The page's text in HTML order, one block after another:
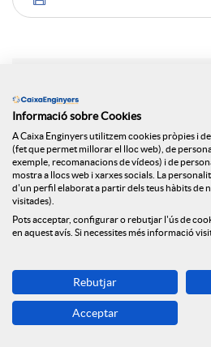
C
m
p
a
r
t
Notícies
El Grup Caixa Enginyers
cooperatiu, sent la
servei a Espanya i amb
tercer any consecutiu
NEWS & YOU num.6
l'economia social amb la
Clade
NEWS & YOU num.5
Informació sobre Cookies
A Caixa Enginyers utilitzem cookies pròpies i
(fet que permet millorar el lloc web), de
exemple, recomanacions de vídeos) i de
mostra a llocs web i xarxes socials. La
d'un perfil elaborat a partir dels teus hàbits de
visitades).
Pots acceptar, configurar o rebutjar l'ús de
en aquest avís. Si necessites més informació
Rebutjar
Acceptar